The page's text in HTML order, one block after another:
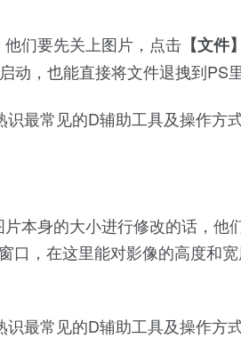
们要先关上图片，点击 【文
动，也能直接将文件退拽到PS
片本身的大小进行修改的话，
口，在这里能对影像的高度和